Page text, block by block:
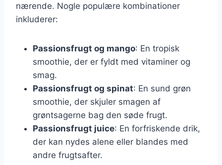
nærende. Nogle populære kombinationer
inkluderer:
Passionsfrugt og mango: En tropisk
smoothie, der er fyldt med vitaminer og
smag.
Passionsfrugt og spinat: En sund grøn
smoothie, der skjuler smagen af
grøntsagerne bag den søde frugt.
Passionsfrugt juice: En forfriskende drik,
der kan nydes alene eller blandes med
andre frugtsafter.